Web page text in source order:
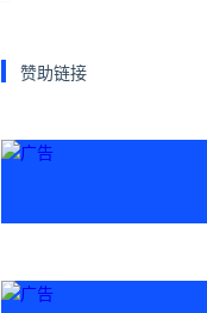
赞助链接